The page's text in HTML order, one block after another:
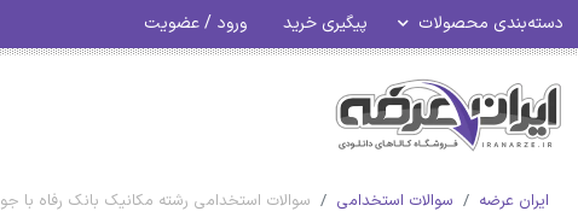
دسته‌بندی محصولات پیگیری خرید ورود / عضویت
ایران عرضه سوالات استخدامی سوالات استخدامی رشته مکانیک بانک رفاه با